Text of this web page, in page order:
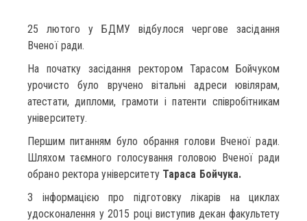
25 лютого у БДМУ відбулося чергове засідання
Вченої ради.
На початку засідання ректором Тарасом Бойчуком
урочисто було вручено вітальні адреси ювілярам,
атестати, дипломи, грамоти і патенти співробітникам
університету.
Першим питанням було обрання голови Вченої ради.
Шляхом таємного голосування головою Вченої ради
обрано ректора університету Тараса Бойчука.
З інформацією про підготовку лікарів на циклах
удосконалення у 2015 році виступив декан факультету